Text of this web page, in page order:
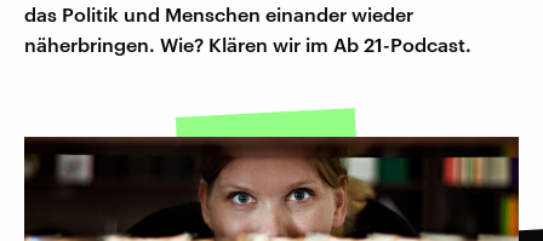
das Politik und Menschen einander wieder
näherbringen. Wie? Klären wir im Ab 21-Podcast.